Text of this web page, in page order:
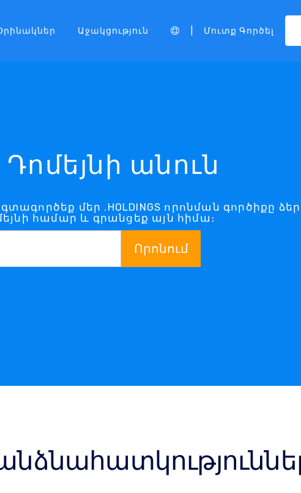
Աջակցություն Մուտք Գործել
Դոմեյնի անուն
մեր .HOLDINGS որոնման գործիքը ձեր
համար և գրանցեք այն հիմա։
Որոնում